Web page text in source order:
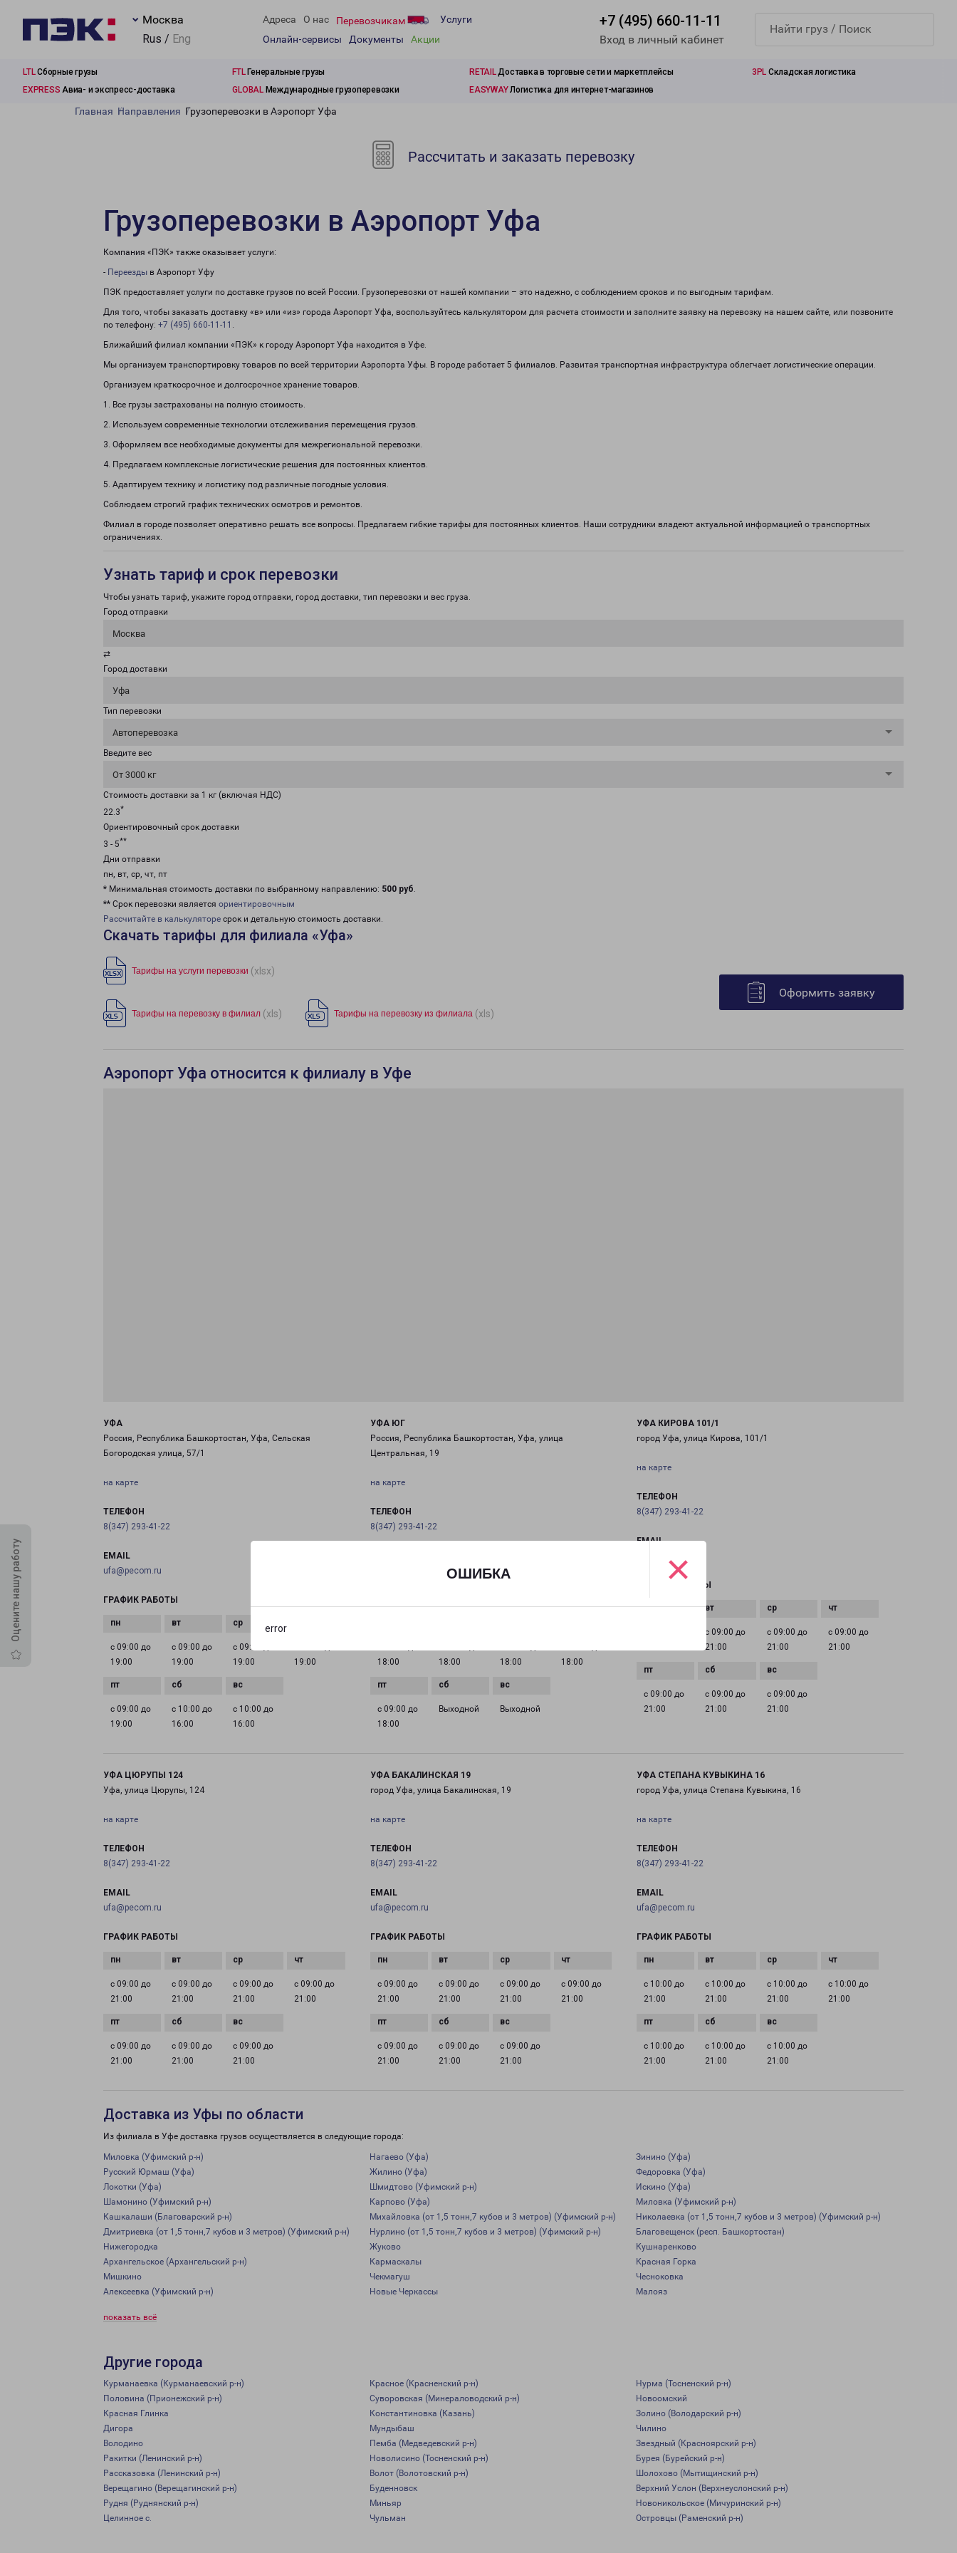
ОШИБКА
error
×
Москва
Rus / Eng
Адреса О нас Перевозчикам
Услуги
Онлайн-сервисы
Документы Акции
+7 (495) 660-11-11
Вход в личный кабинет
LTLСборные грузы FTLГенеральные грузы RETAILДоставка в торговые сети и маркетплейсы 3PL Складская логистика
EXPRESS Авиа- и экспресс-доставка GLOBALМеждународные грузоперевозки EASYWAYЛогистика для интернет-магазинов
Оцените нашу работу
Главная Направления Грузоперевозки в Аэропорт Уфа
Рассчитать и заказать перевозку
Грузоперевозки в Аэропорт Уфа
Компания «ПЭК» также оказывает услуги:
- Переезды в Аэропорт Уфу
ПЭК предоставляет услуги по доставке грузов по всей России. Грузоперевозки от нашей компании – это надежно, с соблюдением сроков и по выгодным тарифам.
Для того, чтобы заказать доставку «в» или «из» города Аэропорт Уфа, воспользуйтесь калькулятором для расчета стоимости и заполните заявку на перевозку на нашем сайте, или позвоните
по телефону: +7 (495) 660-11-11 .
Ближайший филиал компании «ПЭК» к городу Аэропорт Уфа находится в Уфе.
Мы организуем транспортировку товаров по всей территории Аэропорта Уфы. В городе работает 5 филиалов. Развитая транспортная инфраструктура облегчает логистические операции.
Организуем краткосрочное и долгосрочное хранение товаров.
1. Все грузы застрахованы на полную стоимость.
2. Используем современные технологии отслеживания перемещения грузов.
3. Оформляем все необходимые документы для межрегиональной перевозки.
4. Предлагаем комплексные логистические решения для постоянных клиентов.
5. Адаптируем технику и логистику под различные погодные условия.
Соблюдаем строгий график технических осмотров и ремонтов.
Филиал в городе позволяет оперативно решать все вопросы. Предлагаем гибкие тарифы для постоянных клиентов. Наши сотрудники владеют актуальной информацией о транспортных
ограничениях.
Узнать тариф и срок перевозки
Чтобы узнать тариф, укажите город отправки, город доставки, тип перевозки и вес груза.
Город отправки
Москва
⇄
Город доставки
Уфа
Тип перевозки
Автоперевозка
Введите вес
От 3000 кг
Стоимость доставки за 1 кг (включая НДС)
22.3*
Ориентировочный срок доставки
3 - 5**
Дни отправки
пн, вт, ср, чт, пт
* Минимальная стоимость доставки по выбранному направлению: 500 руб.
** Срок перевозки является ориентировочным
Рассчитайте в калькуляторе срок и детальную стоимость доставки.
Скачать тарифы для филиала «Уфа»
Тарифы на услуги перевозки (xlsx)
Тарифы на перевозку в филиал (xls) Тарифы на перевозку из филиала (xls)
Оформить заявку
Аэропорт Уфа относится к филиалу в Уфе
УФА
Россия, Республика Башкортостан, Уфа, Сельская
Богородская улица, 57/1
на карте
ТЕЛЕФОН
8(347) 293-41-22
EMAIL
ufa@pecom.ru
ГРАФИК РАБОТЫ
с 09:00 до
19:00
с 09:00 до
19:00
с 09:00 до
19:00
19:00
с 09:00 до
19:00
с 10:00 до
16:00
с 10:00 до
16:00
УФА ЮГ
Россия, Республика Башкортостан, Уфа, улица
Центральная, 19
на карте
ТЕЛЕФОН
8(347) 293-41-22
18:00
18:00
18:00
18:00
с 09:00 до
18:00
Выходной Выходной
УФА КИРОВА 101/1
город Уфа, улица Кирова, 101/1
на карте
ТЕЛЕФОН
8(347) 293-41-22
EMAIL
ГРАФИК РАБОТЫ
с 09:00 до
21:00
с 09:00 до
21:00
с 09:00 до
21:00
с 09:00 до
21:00
с 09:00 до
21:00
с 09:00 до
21:00
УФА ЦЮРУПЫ 124
Уфа, улица Цюрупы, 124
на карте
ТЕЛЕФОН
8(347) 293-41-22
EMAIL
ufa@pecom.ru
ГРАФИК РАБОТЫ
с 09:00 до
21:00
с 09:00 до
21:00
с 09:00 до
21:00
с 09:00 до
21:00
с 09:00 до
21:00
с 09:00 до
21:00
с 09:00 до
21:00
УФА БАКАЛИНСКАЯ 19
город Уфа, улица Бакалинская, 19
на карте
ТЕЛЕФОН
8(347) 293-41-22
EMAIL
ufa@pecom.ru
ГРАФИК РАБОТЫ
с 09:00 до
21:00
с 09:00 до
21:00
с 09:00 до
21:00
с 09:00 до
21:00
с 09:00 до
21:00
с 09:00 до
21:00
с 09:00 до
21:00
УФА СТЕПАНА КУВЫКИНА 16
город Уфа, улица Степана Кувыкина, 16
на карте
ТЕЛЕФОН
8(347) 293-41-22
EMAIL
ufa@pecom.ru
ГРАФИК РАБОТЫ
с 10:00 до
21:00
с 10:00 до
21:00
с 10:00 до
21:00
с 10:00 до
21:00
с 10:00 до
21:00
с 10:00 до
21:00
с 10:00 до
21:00
Доставка из Уфы по области
Из филиала в Уфе доставка грузов осуществляется в следующие города:
Миловка (Уфимский р-н) Нагаево (Уфа)
Зинино (Уфа)
Русский Юрмаш (Уфа)
Жилино (Уфа)
Федоровка (Уфа)
Локотки (Уфа)
Шмидтово (Уфимский р-н)
Искино (Уфа)
Шамонино (Уфимский р-н)
Карпово (Уфа)
Миловка (Уфимский р-н)
Кашкалаши (Благоварский р-н)
Михайловка (от 1,5 тонн,7 кубов и 3 метров) (Уфимский р-н)
Николаевка (от 1,5 тонн,7 кубов и 3 метров) (Уфимский р-н)
Дмитриевка (от 1,5 тонн,7 кубов и 3 метров) (Уфимский р-н)
Нурлино (от 1,5 тонн,7 кубов и 3 метров) (Уфимский р-н)
Благовещенск (респ. Башкортостан)
Нижегородка
Жуково
Кушнаренково
Архангельское (Архангельский р-н)
Кармаскалы
Красная Горка
Мишкино
Чекмагуш
Чесноковка
Алексеевка (Уфимский р-н)
Новые Черкассы Малояз
показать всё
Другие города
Курманаевка (Курманаевский р-н) Красное (Красненский р-н)
Нурма (Тосненский р-н)
Половина (Прионежский р-н)
Суворовская (Минераловодский р-н)
Новоомский
Красная Глинка
Константиновка (Казань)
Золино (Володарский р-н)
Дигора
Мундыбаш
Чилино
Володино
Пемба (Медведевский р-н)
Звездный (Красноярский р-н)
Ракитки (Ленинский р-н)
Новолисино (Тосненский р-н)
Бурея (Бурейский р-н)
Рассказовка (Ленинский р-н)
Волот (Волотовский р-н)
Шолохово (Мытищинский р-н)
Верещагино (Верещагинский р-н)
Буденновск
Верхний Услон (Верхнеуслонский р-н)
Рудня (Руднянский р-н)
Миньяр
Новоникольское (Мичуринский р-н)
Целинное с.
Чульман Островцы (Раменский р-н)